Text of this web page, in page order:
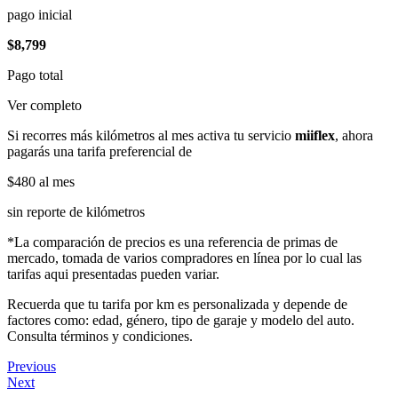
pago inicial
$8,799
Pago total
Ver completo
Si recorres más kilómetros al mes activa tu servicio miiflex, ahora
pagarás una tarifa preferencial de
$480 al mes
sin reporte de kilómetros
*La comparación de precios es una referencia de primas de
mercado, tomada de varios compradores en línea por lo cual las
tarifas aqui presentadas pueden variar.
Recuerda que tu tarifa por km es personalizada y depende de
factores como: edad, género, tipo de garaje y modelo del auto.
Consulta términos y condiciones.
Previous
Next